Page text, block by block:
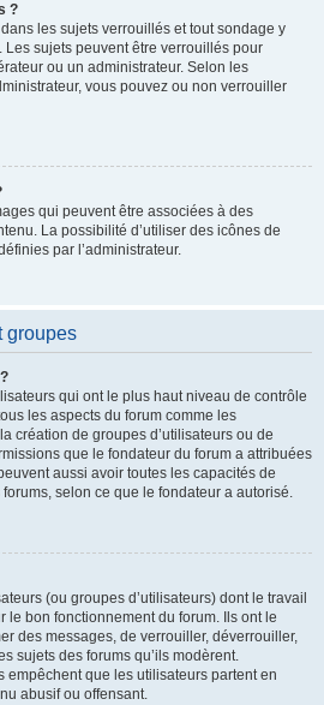
?
les sujets verrouillés et tout sondage y
Les sujets peuvent être verrouillés pour
ou un administrateur. Selon les
vous pouvez ou non verrouiller
qui peuvent être associées à des
La possibilité d’utiliser des icônes de
par l’administrateur.
groupes
qui ont le plus haut niveau de contrôle
les aspects du forum comme les
création de groupes d’utilisateurs ou de
que le fondateur du forum a attribuées
aussi avoir toutes les capacités de
selon ce que le fondateur a autorisé.
(ou groupes d’utilisateurs) dont le travail
le bon fonctionnement du forum. Ils ont le
des messages, de verrouiller, déverrouiller,
sujets des forums qu’ils modèrent.
empêchent que les utilisateurs partent en
abusif ou offensant.